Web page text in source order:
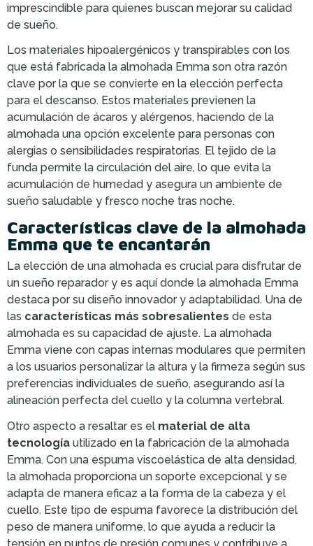
imprescindible para quienes buscan mejorar su calidad
de sueño.
Los materiales hipoalergénicos y transpirables con los
que está fabricada la almohada Emma son otra razón
clave por la que se convierte en la elección perfecta
para el descanso. Estos materiales previenen la
acumulación de ácaros y alérgenos, haciendo de la
almohada una opción excelente para personas con
alergias o sensibilidades respiratorias. El tejido de la
funda permite la circulación del aire, lo que evita la
acumulación de humedad y asegura un ambiente de
sueño saludable y fresco noche tras noche.
Características clave de la almohada
Emma que te encantarán
La elección de una almohada es crucial para disfrutar de
un sueño reparador y es aquí donde la almohada Emma
destaca por su diseño innovador y adaptabilidad. Una de
las características más sobresalientes de esta
almohada es su capacidad de ajuste. La almohada
Emma viene con capas internas modulares que permiten
a los usuarios personalizar la altura y la firmeza según sus
preferencias individuales de sueño, asegurando así la
alineación perfecta del cuello y la columna vertebral.
Otro aspecto a resaltar es el material de alta
tecnología utilizado en la fabricación de la almohada
Emma. Con una espuma viscoelástica de alta densidad,
la almohada proporciona un soporte excepcional y se
adapta de manera eficaz a la forma de la cabeza y el
cuello. Este tipo de espuma favorece la distribución del
peso de manera uniforme, lo que ayuda a reducir la